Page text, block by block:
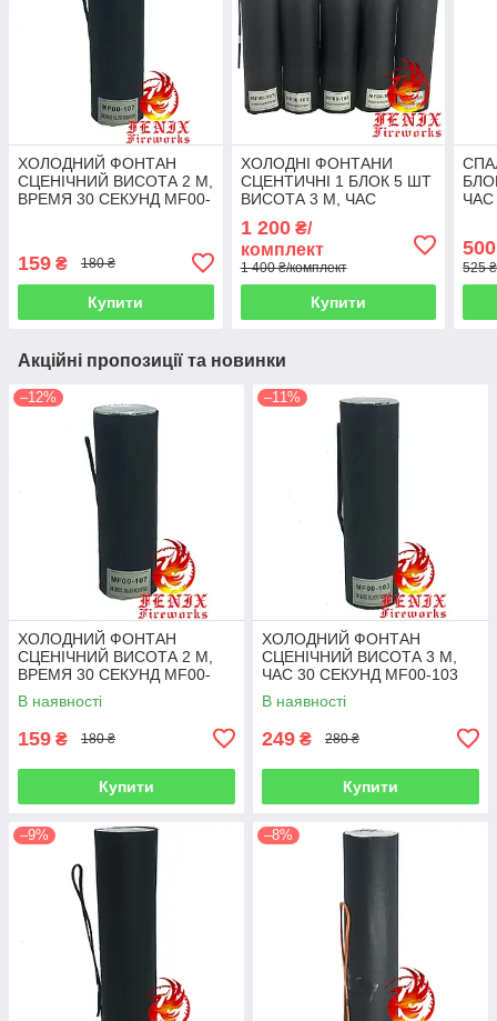
ХОЛОДНИЙ ФОНТАН
СЦЕНІЧНИЙ ВИСОТА 2 М,
ВРЕМЯ 30 СЕКУНД MF00-
159 ₴ 180 ₴
Купити
ХОЛОДНІ ФОНТАНИ
СЦЕНТИЧНІ 1 БЛОК 5 ШТ
ВИСОТА 3 М, ЧАС
1 200₴/
комплект
1 400 ₴/комплект
Купити
ЧАС
500
525
Акційні пропозиції та новинки
–12%
ХОЛОДНИЙ ФОНТАН
СЦЕНІЧНИЙ ВИСОТА 2 М,
ВРЕМЯ 30 СЕКУНД MF00-
107
В наявності
159 ₴ 180 ₴
Купити
–11%
ХОЛОДНИЙ ФОНТАН
СЦЕНІЧНИЙ ВИСОТА 3 М,
ЧАС 30 СЕКУНД MF00-103
В наявності
249 ₴ 280 ₴
Купити
–9% –8%